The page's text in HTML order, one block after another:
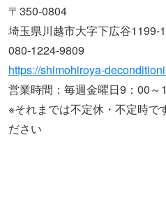
〒350-0804
埼玉県川越市大字下広谷1199-
080-1224-9809
https://shimohiroya-
営業時間：毎週金曜日9：00～
※それまでは不定休・不定時で
ださい